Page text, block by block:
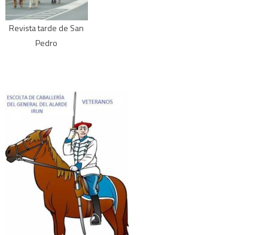
Revista tarde de San
Pedro